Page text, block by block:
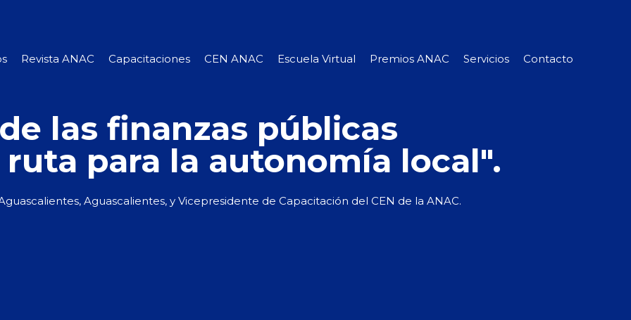
Revista ANAC Capacitaciones CEN ANAC Escuela Virtual Premios ANAC Servicios Contacto
las finanzas públicas
para la autonomía local".
Aguascalientes, y Vicepresidente de Capacitación del CEN de la ANAC.